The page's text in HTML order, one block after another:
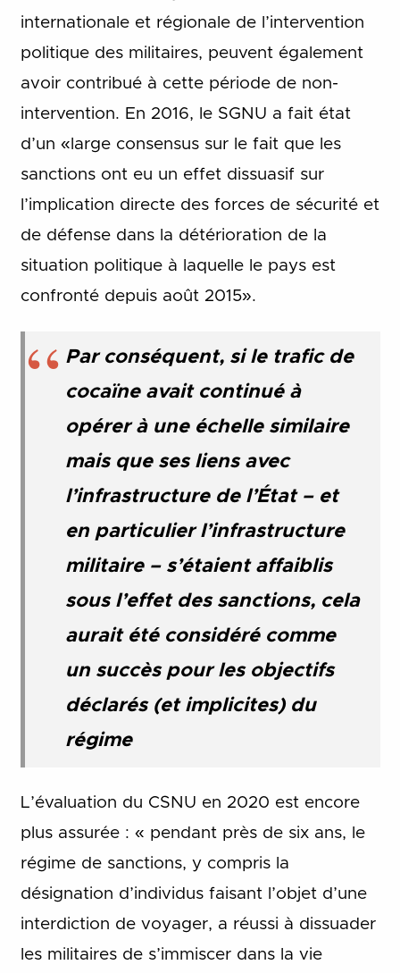
internationale et régionale de l’intervention
politique des militaires, peuvent également
avoir contribué à cette période de non-
intervention. En 2016, le SGNU a fait état
d’un «large consensus sur le fait que les
sanctions ont eu un effet dissuasif sur
l’implication directe des forces de sécurité et
de défense dans la détérioration de la
situation politique à laquelle le pays est
confronté depuis août 2015».
Par conséquent, si le trafic de
cocaïne avait continué à
opérer à une échelle similaire
mais que ses liens avec
l’infrastructure de l’État – et
en particulier l’infrastructure
militaire – s’étaient affaiblis
sous l’effet des sanctions, cela
aurait été considéré comme
un succès pour les objectifs
déclarés (et implicites) du
régime
L’évaluation du CSNU en 2020 est encore
plus assurée : « pendant près de six ans, le
régime de sanctions, y compris la
désignation d’individus faisant l’objet d’une
interdiction de voyager, a réussi à dissuader
les militaires de s’immiscer dans la vie